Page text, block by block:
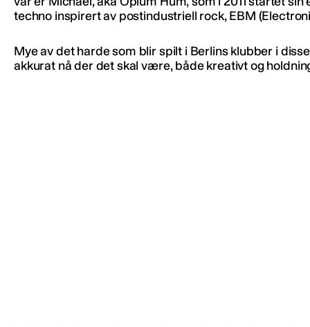
techno inspirert av postindustriell rock, EBM
Mye av det harde som blir spilt i Berlins klubber i
akkurat nå der det skal være, både kreativt og